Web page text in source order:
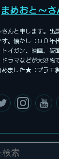
まめおと～さ
んと申します。出
す。懐かし（８０年
イガン、映画、仮
ドラマなどが大好物
めました★（プラモ
イド 1/60 イングラム